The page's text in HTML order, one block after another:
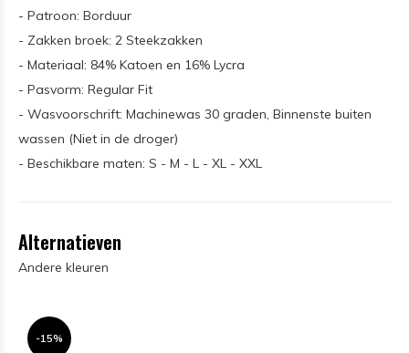
- Patroon: Borduur
- Zakken broek: 2 Steekzakken
- Materiaal: 84% Katoen en 16% Lycra
- Pasvorm: Regular Fit
- Wasvoorschrift: Machinewas 30 graden, Binnenste buiten
wassen (Niet in de droger)
- Beschikbare maten: S - M - L - XL - XXL
Alternatieven
Andere kleuren
-15%